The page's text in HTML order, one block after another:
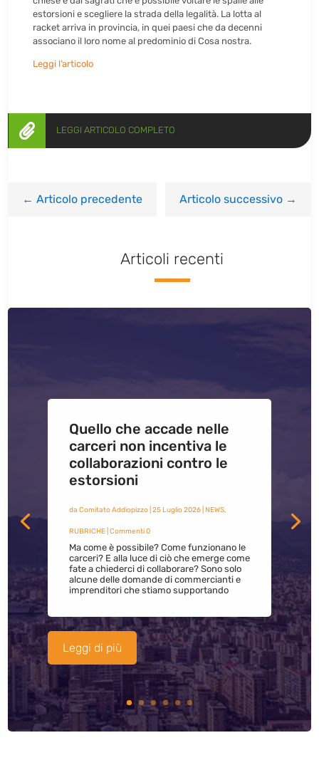
estorsioni e scegliere la strada della legalità. La lotta al
racket arriva in provincia, in quei paesi che da decenni
associano il loro nome al predominio di Cosa nostra.
Leggi l’articolo
 LEGGI ARTICOLO COMPLETO
←Articolo precedente Articolo successivo→
Articoli recenti
Quello che accade nelle
carceri non incentiva le
collaborazioni contro le
estorsioni
da Comitato Addiopizzo| 25 Luglio 2026| NEWS,
RUBRICHE| Commenti 0
Ma come è possibile? Come funzionano le
carceri? E alla luce di ciò che emerge come
fate a chiederci di collaborare? Sono solo
alcune delle domande di commercianti e
imprenditori che stiamo supportando
Leggi di più